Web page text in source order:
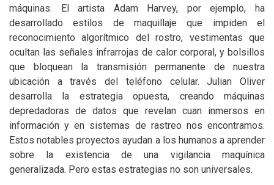
máquinas. El artista Adam Harvey, por ejemplo, ha
desarrollado estilos de maquillaje que impiden el
reconocimiento algorítmico del rostro, vestimentas que
ocultan las señales infrarrojas de calor corporal, y bolsillos
que bloquean la transmisión permanente de nuestra
ubicación a través del teléfono celular. Julian Oliver
desarrolla la estrategia opuesta, creando máquinas
depredadoras de datos que revelan cuan inmersos en
información y en sistemas de rastreo nos encontramos.
Estos notables proyectos ayudan a los humanos a aprender
sobre la existencia de una vigilancia maquínica
generalizada. Pero estas estrategias no son universales.